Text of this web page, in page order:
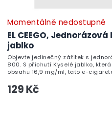
EL CEEGO,
jablko
Momentálně nedostupné
129 Kč
Objevte jedinečný zážitek s
800. S příchutí Kyselé jablko,
obsahu 16,9 mg/ml, tato e-